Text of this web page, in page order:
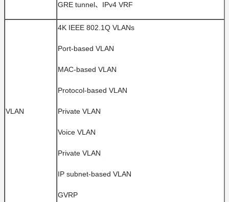
GRE tunnel、IPv4 VRF
VLAN
4K IEEE 802.1Q VLANs
Port-based VLAN
MAC-based VLAN
Protocol-based VLAN
Private VLAN
Voice VLAN
Private VLAN
IP subnet-based VLAN
GVRP